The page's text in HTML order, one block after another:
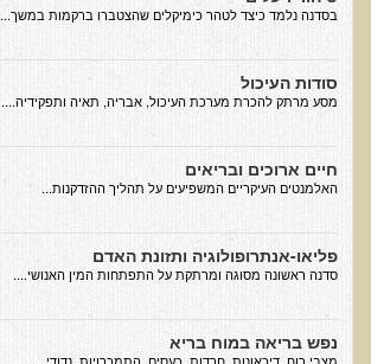
אוכלי כל, צמחונים או טבעונים
רכישת סדנת אוכלי כל, צמחונים או טבעונים
מערכת החיסון
וידאו סדנת מערכת החיסון
כל האמת על שמנים ושומנים
מדיטציה
וידאו מדיטציה - כל החלקים
בסדנה נלמד כיצד לטהר כימיקלים שהצטברו ברקמות במשך...
סודות העיכול
מסע מרתק להכרת מערכת העיכול, אבריה, תאיה ותפקידיה....
חיים ארוכים ובריאים
האלמנטים העיקריים המשפיעים על תהליך ההזדקנות...
פליאו-אנתרופולוגיה ותזונת האדם
סדנה ראשונה מסוגה ומרתקת על התפתחות המין האנושי....
נפש בריאה במוח בריא